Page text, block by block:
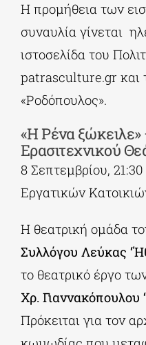
Η προμήθεια των
συναυλία γίνεται
ιστοσελίδα του
patrasculture.gr και
«Ροδόπουλος».
«Η Ρένα
Ερασιτεχνικού
8 Σεπτεμβρίου,
Εργατικών
Η θεατρική ομάδα
Συλλόγου Λεύκας
το θεατρικό έργο
Χρ. Γιαννακόπουλου
Πρόκειται για τον